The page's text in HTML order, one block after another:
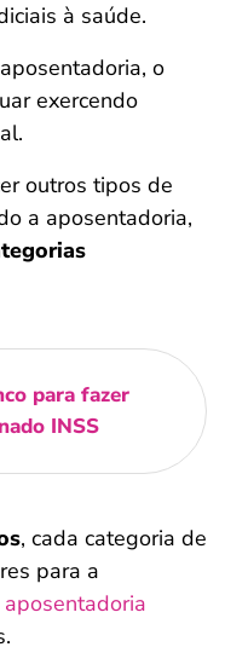
à saúde.
o
exercendo
outros tipos de
a aposentadoria,
para fazer
INSS
, cada categoria de
para a
aposentadoria